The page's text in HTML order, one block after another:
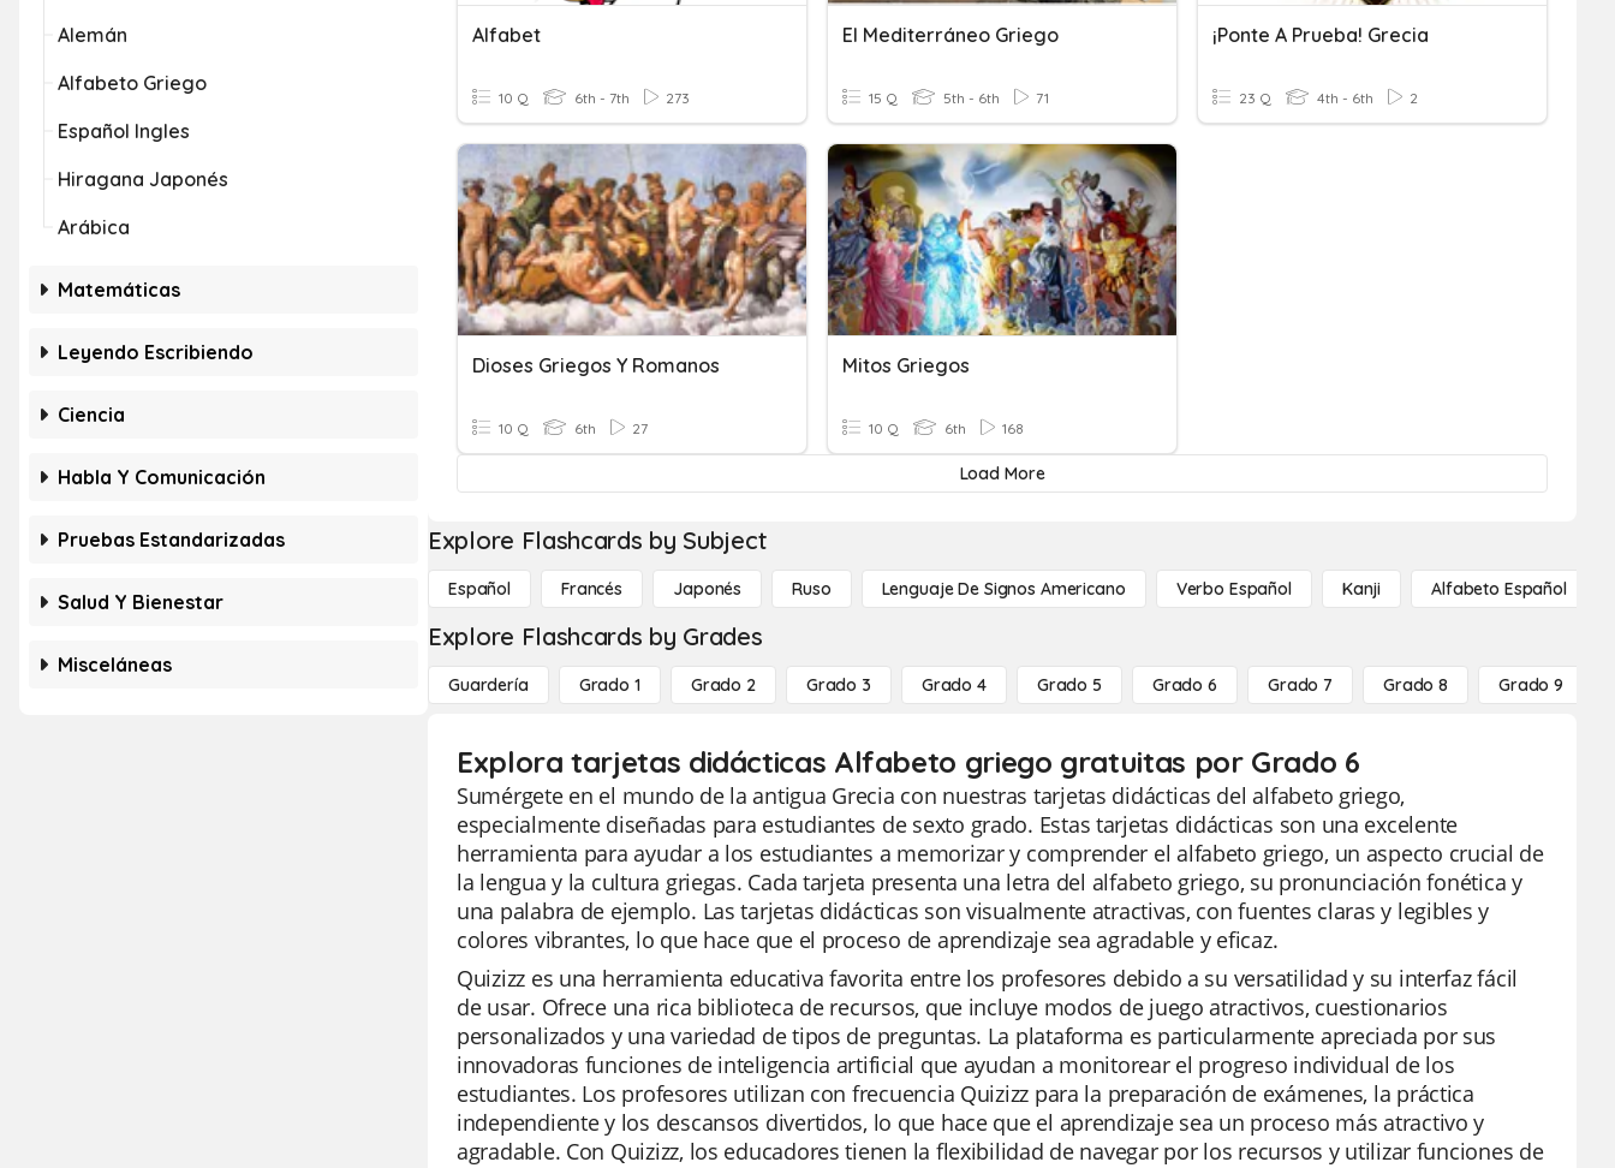
Alemán
Alfabeto Griego
Español Ingles
Hiragana Japonés
Arábica
Matemáticas
Leyendo Escribiendo
Ciencia
Habla Y Comunicación
Pruebas Estandarizadas
Salud Y Bienestar
Misceláneas
Alfabet
10 Q 6th - 7th 273
El Mediterráneo Griego
15 Q 5th - 6th 71
¡Ponte A Prueba! Grecia
23 Q 4th - 6th 2
Dioses Griegos Y Romanos
10 Q 6th 27
Mitos Griegos
10 Q 6th 168
Load More
Explore Flashcards by Subject
Español Francés Japonés Ruso Lenguaje De Signos Americano Verbo Español Kanji Alfabeto Español
Explore Flashcards by Grades
Guardería Grado 1 Grado 2 Grado 3 Grado 4 Grado 5 Grado 6 Grado 7 Grado 8 Grado 9
Explora tarjetas didácticas Alfabeto griego gratuitas por Grado 6
Sumérgete en el mundo de la antigua Grecia con nuestras tarjetas didácticas del alfabeto griego,
especialmente diseñadas para estudiantes de sexto grado. Estas tarjetas didácticas son una excelente
herramienta para ayudar a los estudiantes a memorizar y comprender el alfabeto griego, un aspecto crucial de
la lengua y la cultura griegas. Cada tarjeta presenta una letra del alfabeto griego, su pronunciación fonética y
una palabra de ejemplo. Las tarjetas didácticas son visualmente atractivas, con fuentes claras y legibles y
colores vibrantes, lo que hace que el proceso de aprendizaje sea agradable y eficaz.
Quizizz es una herramienta educativa favorita entre los profesores debido a su versatilidad y su interfaz fácil
de usar. Ofrece una rica biblioteca de recursos, que incluye modos de juego atractivos, cuestionarios
personalizados y una variedad de tipos de preguntas. La plataforma es particularmente apreciada por sus
innovadoras funciones de inteligencia artificial que ayudan a monitorear el progreso individual de los
estudiantes. Los profesores utilizan con frecuencia Quizizz para la preparación de exámenes, la práctica
independiente y los descansos divertidos, lo que hace que el aprendizaje sea un proceso más atractivo y
agradable. Con Quizizz, los educadores tienen la flexibilidad de navegar por los recursos y utilizar funciones de